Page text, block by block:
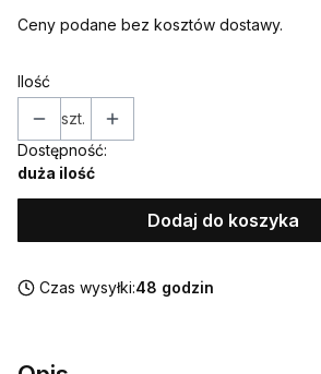
Ceny podane bez kosztów dostawy.
Ilość
szt.
Dostępność:
duża ilość
Dodaj do koszyka
Czas wysyłki:48 godzin